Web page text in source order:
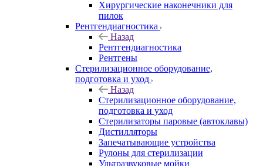
Хирургические наконечники для
пилок
Рентгендиагностика
Назад
Рентгендиагностика
Рентгены
Стерилизационное оборудование,
подготовка и уход
Назад
Стерилизационное оборудование,
подготовка и уход
Стерилизаторы паровые (автоклавы)
Дистилляторы
Запечатывающие устройства
Рулоны для стерилизации
Ультразвуковые мойки